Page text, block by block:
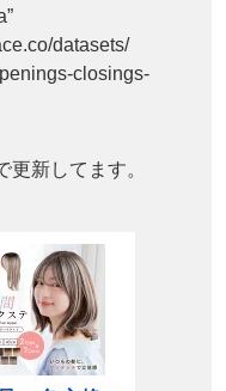
datasets/
closings-
新してます。